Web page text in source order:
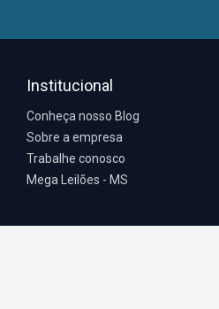
Institucional
Conheça nosso Blog
Sobre a empresa
Trabalhe conosco
Mega Leilões - MS